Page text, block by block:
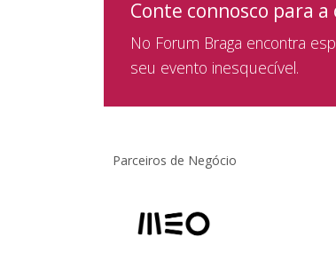
Conte connosco para
No Forum Braga encontra
seu evento inesquecível.
Parceiros de Negócio